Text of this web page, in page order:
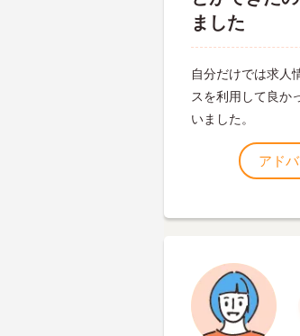
ました
自分だけでは求人
スを利用して良か
いました。
アド